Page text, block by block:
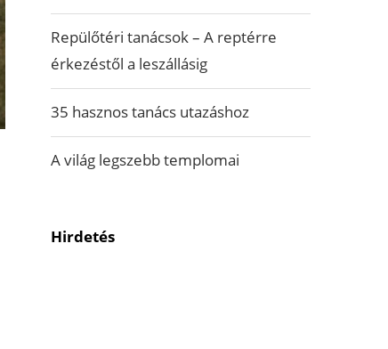
Repülőtéri tanácsok – A reptérre
érkezéstől a leszállásig
35 hasznos tanács utazáshoz
A világ legszebb templomai
Hirdetés